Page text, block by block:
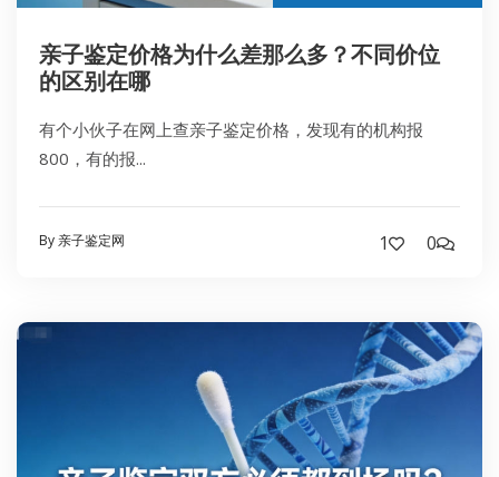
亲子鉴定价格为什么差那么多？不同价位
的区别在哪
有个小伙子在网上查亲子鉴定价格，发现有的机构报
800，有的报...
By 亲子鉴定网 1 0